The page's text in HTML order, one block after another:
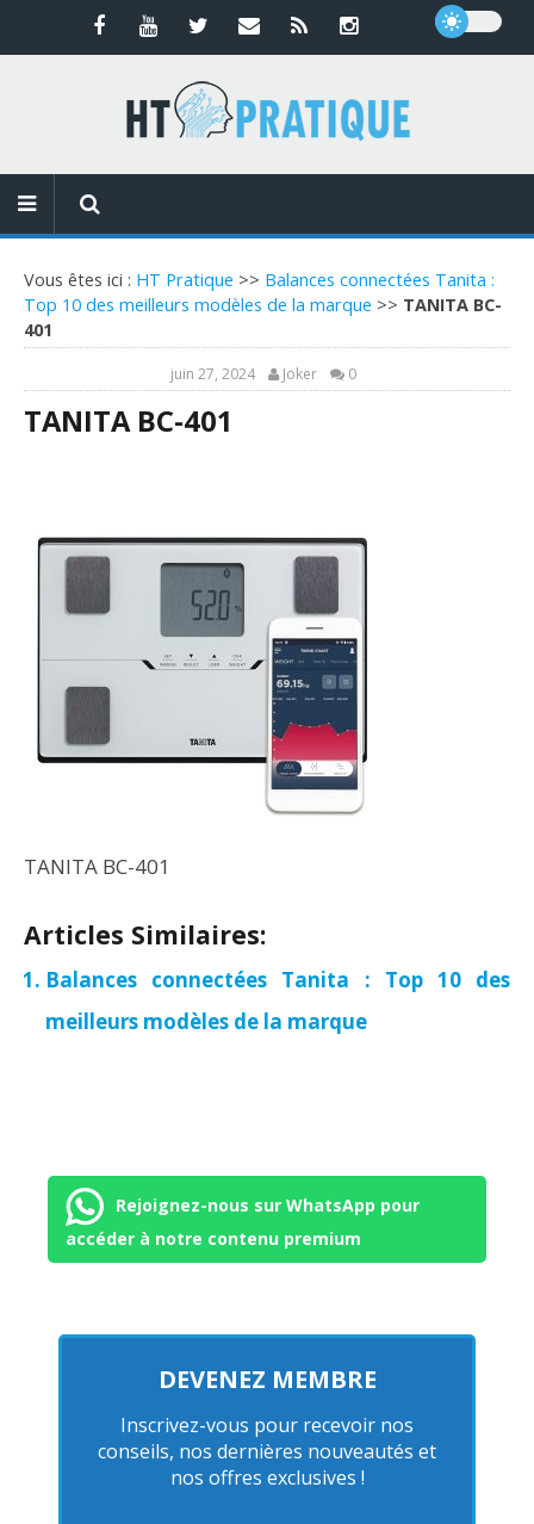
Vous êtes ici : HT Pratique >> Balances connectées Tanita :
Top 10 des meilleurs modèles de la marque >> TANITA BC-
401
juin 27, 2024 Joker 0
TANITA BC-401
TANITA BC-401
Articles Similaires:
Balances connectées Tanita : Top 10 des
meilleurs modèles de la marque
Rejoignez-nous sur WhatsApp pour
accéder à notre contenu premium
DEVENEZ MEMBRE
Inscrivez-vous pour recevoir nos
conseils, nos dernières nouveautés et
nos offres exclusives !